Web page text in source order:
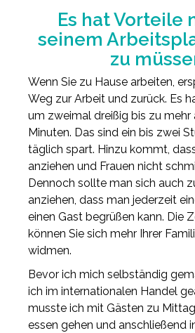
Es hat Vorteile
seinem
zu
Wenn Sie zu Hause arbeiten,
Weg zur Arbeit und zurück. Es
um zweimal dreißig bis zu mehr
Minuten. Das sind ein bis zwei
täglich spart. Hinzu kommt,
anziehen und Frauen nicht
Dennoch sollte man sich auch
anziehen, dass man jederzeit
einen Gast begrüßen kann. Die
können Sie sich mehr Ihrer
widmen.
Bevor ich mich selbständig
ich im internationalen Handel
musste ich mit Gästen zu
essen gehen und anschließend